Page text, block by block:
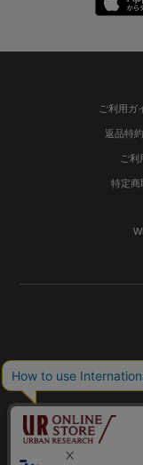
ご利用ガ
返品特約
ご利
特定商